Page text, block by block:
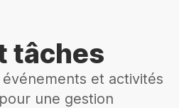
tâches
et activités
une gestion